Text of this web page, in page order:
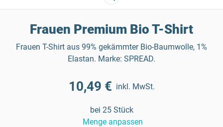
Frauen Premium Bio T-Shirt
Frauen T-Shirt aus 99% gekämmter Bio-Baumwolle, 1%
Elastan. Marke: SPREAD.
10,49 € inkl. MwSt.
bei 25 Stück
Menge anpassen